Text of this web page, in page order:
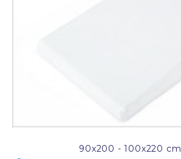
90x200 - 100x220 cm